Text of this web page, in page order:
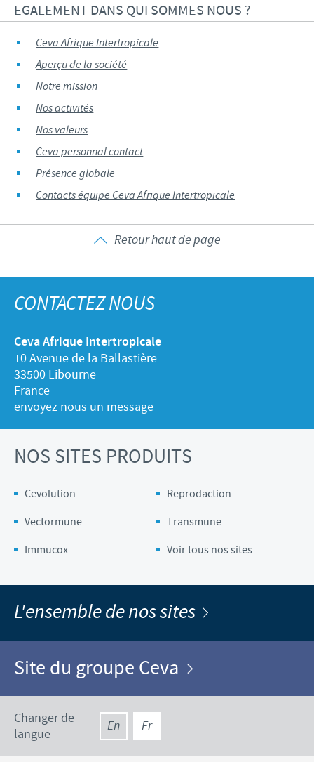
EGALEMENT DANS QUI SOMMES NOUS ?
Ceva Afrique Intertropicale
Aperçu de la société
Notre mission
Nos activités
Nos valeurs
Ceva personnal contact
Présence globale
Contacts équipe Ceva Afrique Intertropicale
Retour haut de page
CONTACTEZ NOUS
Ceva Afrique Intertropicale
10 Avenue de la Ballastière
33500 Libourne
France
envoyez nous un message
NOS SITES PRODUITS
Cevolution
Reprodaction
Vectormune
Transmune
Immucox
Voir tous nos sites
L'ensemble de nos sites
Site du groupe Ceva
Changer de
langue
En Fr